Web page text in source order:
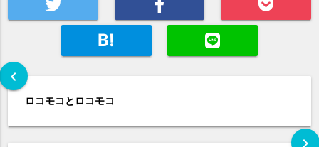
B!
chevron_left
ロコモコとロコモコ
chevron_right